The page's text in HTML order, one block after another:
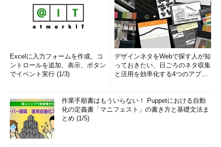
Excelに入力フォームを作成、コ
ントロールを追加、表示、ボタン
でイベント実行 (1/3)
デザインネタをWebで探す人が知
っておきたい、日ごろのネタ収集
と活用を効率化する4つのアプリ
作業手順書はもういらない！ Puppetにおける自動
化の定義書「マニフェスト」の書き方と基礎文法ま
とめ (1/5)